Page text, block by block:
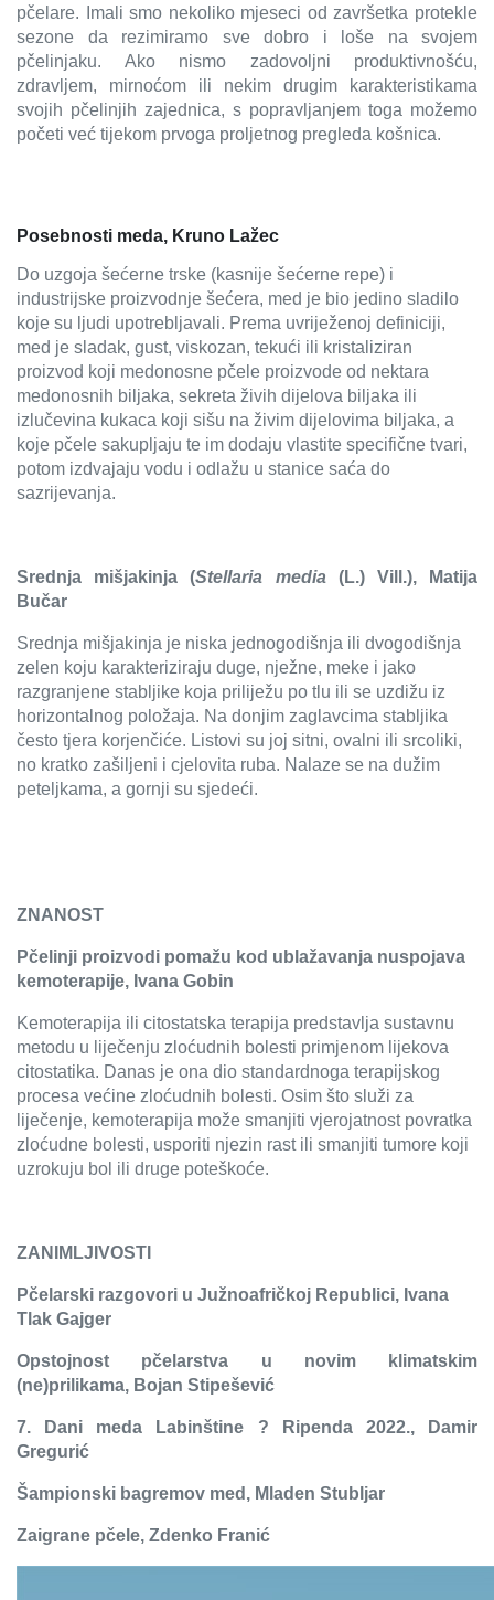
pčelare. Imali smo nekoliko mjeseci od završetka protekle
sezone da rezimiramo sve dobro i loše na svojem
pčelinjaku. Ako nismo zadovoljni produktivnošću,
zdravljem, mirnoćom ili nekim drugim karakteristikama
svojih pčelinjih zajednica, s popravljanjem toga možemo
početi već tijekom prvoga proljetnog pregleda košnica.
Posebnosti meda, Kruno Lažec
Do uzgoja šećerne trske (kasnije šećerne repe) i
industrijske proizvodnje šećera, med je bio jedino sladilo
koje su ljudi upotrebljavali. Prema uvriježenoj definiciji,
med je sladak, gust, viskozan, tekući ili kristaliziran
proizvod koji medonosne pčele proizvode od nektara
medonosnih biljaka, sekreta živih dijelova biljaka ili
izlučevina kukaca koji sišu na živim dijelovima biljaka, a
koje pčele sakupljaju te im dodaju vlastite specifične tvari,
potom izdvajaju vodu i odlažu u stanice saća do
sazrijevanja.
Srednja mišjakinja (Stellaria media (L.) Vill.), Matija
Bučar
Srednja mišjakinja je niska jednogodišnja ili dvogodišnja
zelen koju karakteriziraju duge, nježne, meke i jako
razgranjene stabljike koja priliježu po tlu ili se uzdižu iz
horizontalnog položaja. Na donjim zaglavcima stabljika
često tjera korjenčiće. Listovi su joj sitni, ovalni ili srcoliki,
no kratko zašiljeni i cjelovita ruba. Nalaze se na dužim
peteljkama, a gornji su sjedeći.
ZNANOST
Pčelinji proizvodi pomažu kod ublažavanja nuspojava
kemoterapije, Ivana Gobin
Kemoterapija ili citostatska terapija predstavlja sustavnu
metodu u liječenju zloćudnih bolesti primjenom lijekova
citostatika. Danas je ona dio standardnoga terapijskog
procesa većine zloćudnih bolesti. Osim što služi za
liječenje, kemoterapija može smanjiti vjerojatnost povratka
zloćudne bolesti, usporiti njezin rast ili smanjiti tumore koji
uzrokuju bol ili druge poteškoće.
ZANIMLJIVOSTI
Pčelarski razgovori u Južnoafričkoj Republici, Ivana
Tlak Gajger
Opstojnost pčelarstva u novim klimatskim
(ne)prilikama, Bojan Stipešević
7. Dani meda Labinštine ? Ripenda 2022., Damir
Gregurić
Šampionski bagremov med, Mladen Stubljar
Zaigrane pčele, Zdenko Franić